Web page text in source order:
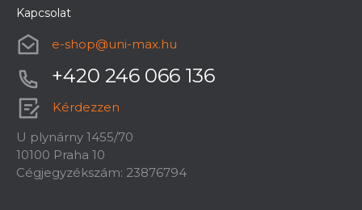
Kapcsolat
e-shop@uni-max.hu
+420 246 066 136
Kérdezzen
U plynárny 1455/70
10100 Praha 10
Cégjegyzékszám: 23876794